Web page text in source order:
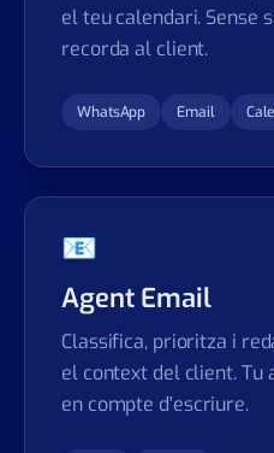
el teu calendari. Sense
recorda al client.
WhatsApp Email
📧
Agent Email
Classifica, prioritza i
el context del client. Tu
en compte d'escriure.